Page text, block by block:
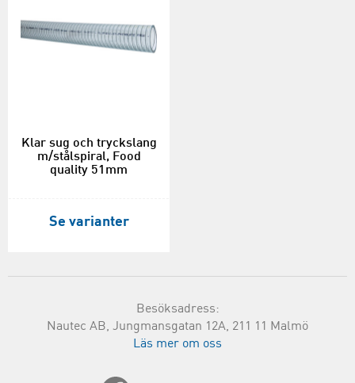
Klar sug och tryckslang
m/stålspiral, Food
quality 51mm
Se varianter
Besöksadress:
Nautec AB, Jungmansgatan 12A, 211 11 Malmö
Läs mer om oss